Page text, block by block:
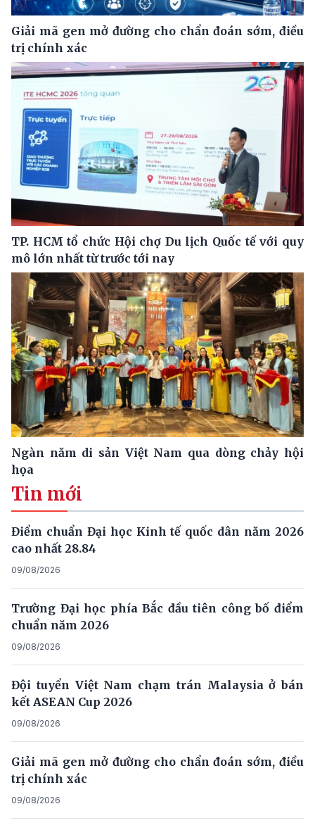
Giải mã gen mở đường cho chẩn đoán sớm, điều
trị chính xác
TP. HCM tổ chức Hội chợ Du lịch Quốc tế với quy
mô lớn nhất từ trước tới nay
Ngàn năm di sản Việt Nam qua dòng chảy hội
họa
Tin mới
Điểm chuẩn Đại học Kinh tế quốc dân năm 2026
cao nhất 28.84
09/08/2026
Trường Đại học phía Bắc đầu tiên công bố điểm
chuẩn năm 2026
09/08/2026
Đội tuyển Việt Nam chạm trán Malaysia ở bán
kết ASEAN Cup 2026
09/08/2026
Giải mã gen mở đường cho chẩn đoán sớm, điều
trị chính xác
09/08/2026